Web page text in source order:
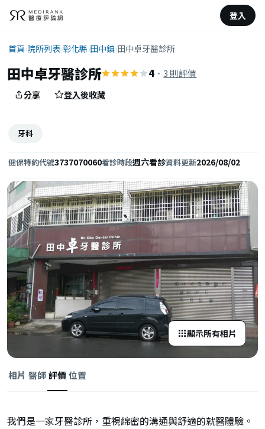
登入
首頁›院所列表›彰化縣›田中鎮›田中卓牙醫診所
田中卓牙醫診所 4 ·3 則評價
分享 登入後收藏
牙科
健保特約代號3737070060看診時段週六看診資料更新2026/08/02
顯示所有相片
相片 醫師評價位置
我們是一家牙醫診所，重視綿密的溝通與舒適的就醫體驗。